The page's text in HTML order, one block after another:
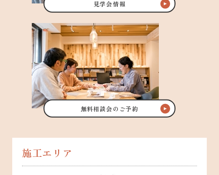
見学会情報
無料相談会のご予約
施工エリア